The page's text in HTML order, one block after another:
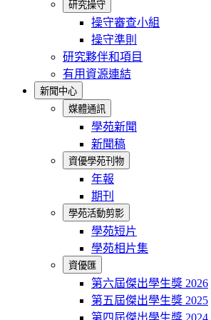
研究操守
操守審查小組
操守準則
研究夥伴和項目
有用資源連結
新聞中心
媒體通訊
學苑新聞
新聞稿
資優學苑刊物
年報
期刊
學苑活動剪影
學苑短片
學苑相片集
資優匯
第六屆傑出學生獎 2026
第五屆傑出學生獎 2025
第四屆傑出學生獎 2024